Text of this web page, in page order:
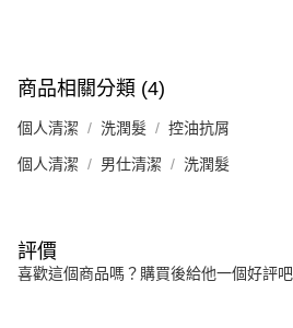
商品相關分類 (4)
個人清潔 洗潤髮 控油抗屑
個人清潔 男仕清潔 洗潤髮
評價
喜歡這個商品嗎？購買後給他一個好評吧